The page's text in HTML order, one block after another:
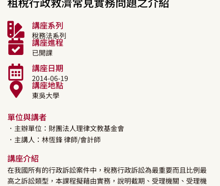
講座系列
稅務法系列
講座進程
已開課
講座日期
2014-06-19
講座地點
東吳大學
單位與講者
．主辦單位：財團法人理律文教基金會
．主講人： 林恆鋒律師/會計師
講座介紹
在我國所有的行政訴訟案件中，稅務行政訴訟為最重要而且比例最
高之訴訟類型，本課程擬藉由實務，說明截期、受理機關、受理機